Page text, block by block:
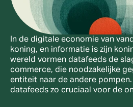
In de digitale economie van
koning, en informatie is zijn
wereld vormen datafeeds de
commerce, die noodzakelijke
entiteit naar de andere
datafeeds zo cruciaal voor de